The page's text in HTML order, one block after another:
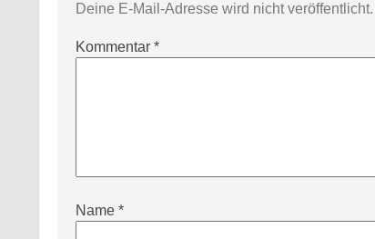
Deine E-Mail-Adresse wird nicht veröffentlicht.
Kommentar *
Name *